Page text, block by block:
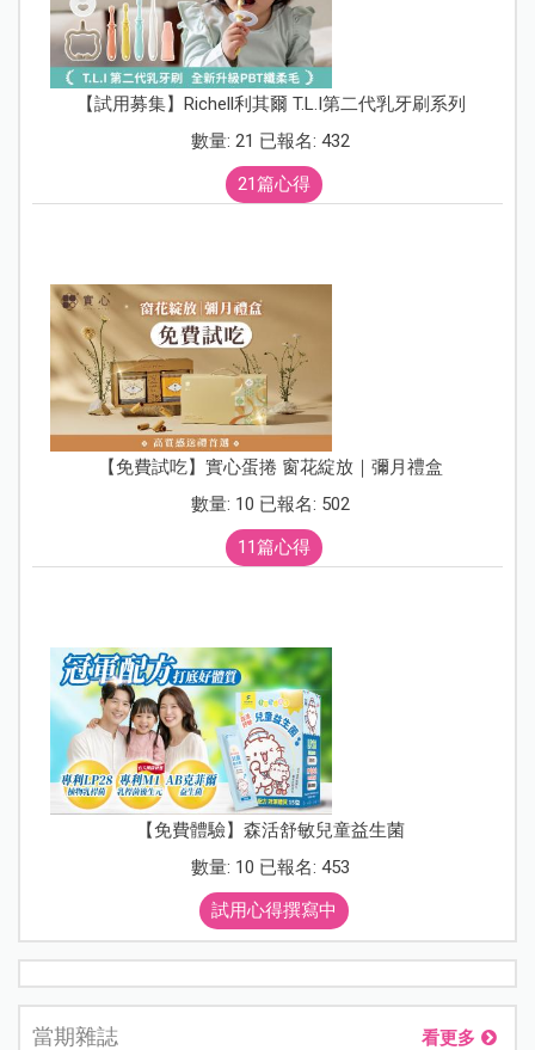
【試用募集】Richell利其爾 T.L.I第二代乳牙刷系列
數量: 21 已報名: 432
21篇心得
【免費試吃】實心蛋捲 窗花綻放｜彌月禮盒
數量: 10 已報名: 502
11篇心得
【免費體驗】森活舒敏兒童益生菌
數量: 10 已報名: 453
試用心得撰寫中
當期雜誌 看更多